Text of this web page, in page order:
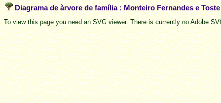
Diagrama de àrvore de família : Monteiro Fernandes e
To view this page you need an SVG viewer. There is currently no Adobe